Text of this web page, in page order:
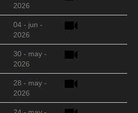
2026
04 - jun -
2026
30 - may -
2026
28 - may -
2026